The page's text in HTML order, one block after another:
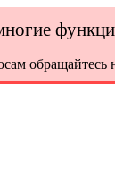
обращайтесь